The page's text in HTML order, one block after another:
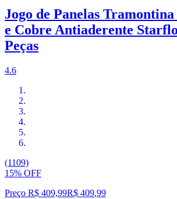
Jogo de Panelas
e Cobre Antiaderente
Peças
4.6
(1109)
15% OFF
Preço R$ 409,99R$ 409,99